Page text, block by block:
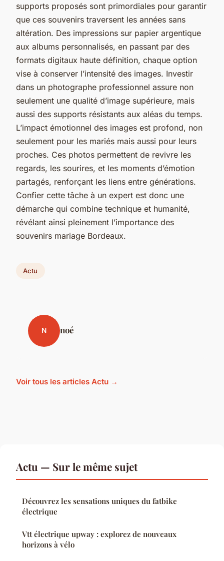
supports proposés sont primordiales pour garantir
que ces souvenirs traversent les années sans
altération. Des impressions sur papier argentique
aux albums personnalisés, en passant par des
formats digitaux haute définition, chaque option
vise à conserver l’intensité des images. Investir
dans un photographe professionnel assure non
seulement une qualité d’image supérieure, mais
aussi des supports résistants aux aléas du temps.
L’impact émotionnel des images est profond, non
seulement pour les mariés mais aussi pour leurs
proches. Ces photos permettent de revivre les
regards, les sourires, et les moments d’émotion
partagés, renforçant les liens entre générations.
Confier cette tâche à un expert est donc une
démarche qui combine technique et humanité,
révélant ainsi pleinement l’importance des
souvenirs mariage Bordeaux.
Actu
N noé
Voir tous les articles Actu →
Actu — Sur le même sujet
Découvrez les sensations uniques du fatbike
électrique
Vtt électrique upway : explorez de nouveaux
horizons à vélo